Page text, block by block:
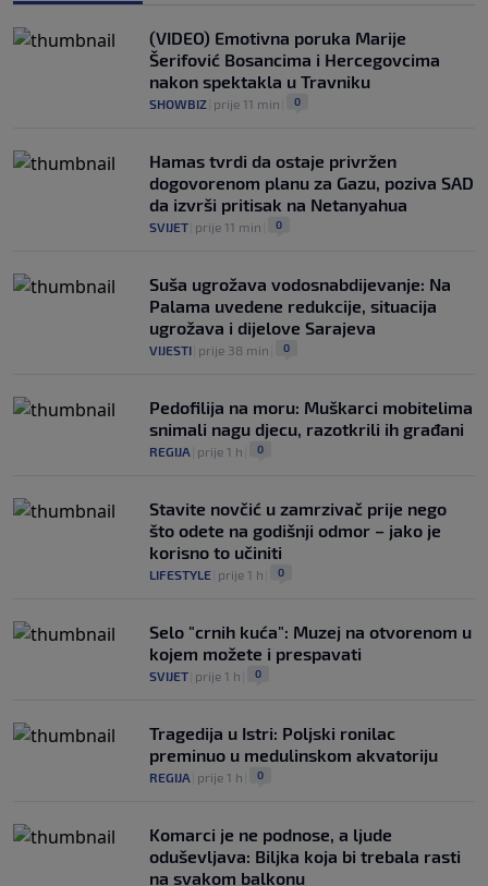
ulogu u Milanu: Gazzetta nagovijestila
veliki potez
0
(VIDEO) Emotivna poruka Marije
Šerifović Bosancima i Hercegovcima
nakon spektakla u Travniku
SHOWBIZ prije 11 min 0
Hamas tvrdi da ostaje privržen
dogovorenom planu za Gazu, poziva SAD
da izvrši pritisak na Netanyahua
SVIJET prije 11 min 0
Suša ugrožava vodosnabdijevanje: Na
Palama uvedene redukcije, situacija
ugrožava i dijelove Sarajeva
VIJESTI prije 38 min 0
Pedofilija na moru: Muškarci mobitelima
snimali nagu djecu, razotkrili ih građani
REGIJA prije 1 h 0
Stavite novčić u zamrzivač prije nego
što odete na godišnji odmor – jako je
korisno to učiniti
LIFESTYLE prije 1 h 0
Selo "crnih kuća": Muzej na otvorenom u
kojem možete i prespavati
SVIJET prije 1 h 0
Tragedija u Istri: Poljski ronilac
preminuo u medulinskom akvatoriju
REGIJA prije 1 h 0
Komarci je ne podnose, a ljude
oduševljava: Biljka koja bi trebala rasti
na svakom balkonu